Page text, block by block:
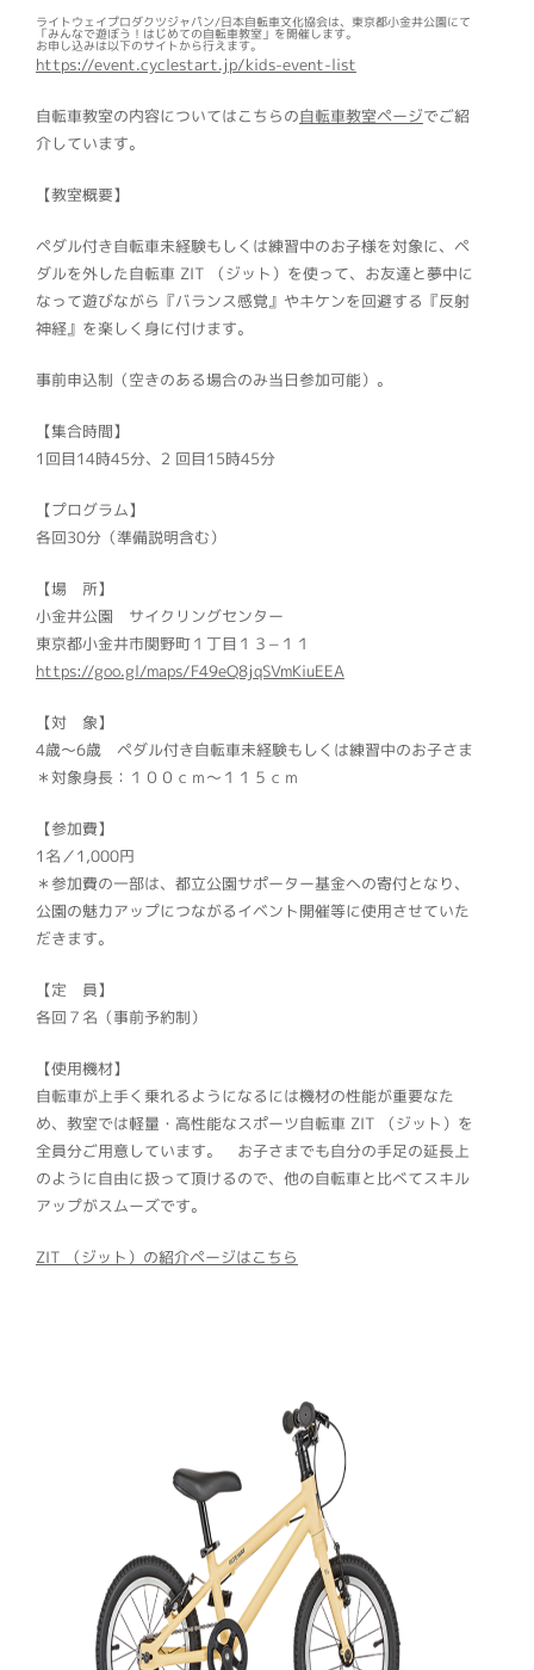
ライトウェイプロダクツジャパン/日本自転車文化協会は、東京都小金井公園にて
「みんなで遊ぼう！はじめての自転車教室」を開催します。
お申し込みは以下のサイトから行えます。
https://event.cyclestart.jp/kids-event-list
自転車教室の内容についてはこちらの自転車教室ページでご紹
介しています。
【教室概要】
ペダル付き自転車未経験もしくは練習中のお子様を対象に、ペ
ダルを外した自転車 ZIT （ジット）を使って、お友達と夢中に
なって遊びながら『バランス感覚』やキケンを回避する『反射
神経』を楽しく身に付けます。
事前申込制（空きのある場合のみ当日参加可能）。
【集合時間】
1回目14時45分、2 回目15時45分
【プログラム】
各回30分（準備説明含む）
【場 所】
小金井公園 サイクリングセンター
東京都小金井市関野町１丁目１３−１１
https://goo.gl/maps/F49eQ8jqSVmKiuEEA
【対 象】
4歳～6歳 ペダル付き自転車未経験もしくは練習中のお子さま
＊対象身長：１００ｃｍ～１１５ｃｍ
【参加費】
1名／1,000円
＊参加費の一部は、都立公園サポーター基金への寄付となり、
公園の魅力アップにつながるイベント開催等に使用させていた
だきます。
【定 員】
各回７名（事前予約制）
【使用機材】
自転車が上手く乗れるようになるには機材の性能が重要なた
め、教室では軽量・高性能なスポーツ自転車 ZIT （ジット）を
全員分ご用意しています。 お子さまでも自分の手足の延長上
のように自由に扱って頂けるので、他の自転車と比べてスキル
アップがスムーズです。
ZIT （ジット）の紹介ページはこちら